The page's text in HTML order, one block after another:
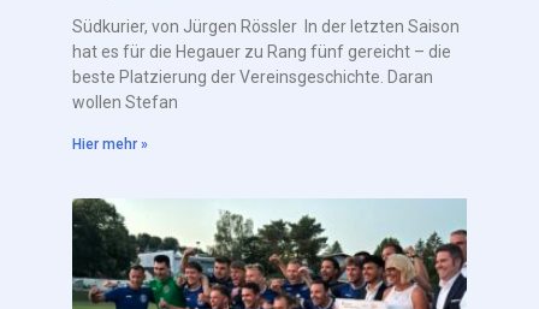
Südkurier, von Jürgen Rössler In der letzten Saison
hat es für die Hegauer zu Rang fünf gereicht – die
beste Platzierung der Vereinsgeschichte. Daran
wollen Stefan
Hier mehr »